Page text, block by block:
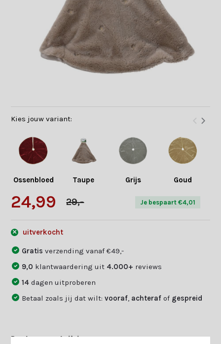
Kies jouw variant:
Ossenbloed Taupe Grijs Goud
24,99 29,- Je bespaart €4,01
uitverkocht
Gratisverzending vanaf €49,-
9,0 klantwaardering uit 4.000+ reviews
14dagen uitproberen
Betaal zoals jij dat wilt:vooraf achteraf of gespreid
Productomschrijving